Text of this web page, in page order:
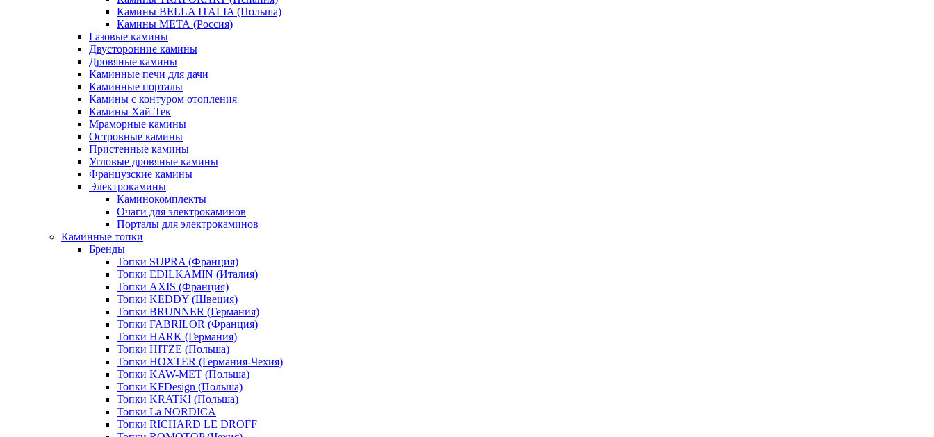
Камины BELLA ITALIA (Польша)
Камины МЕТА (Россия)
Газовые камины
Двусторонние камины
Дровяные камины
Каминные печи для дачи
Каминные порталы
Камины с контуром отопления
Камины Хай-Тек
Мраморные камины
Островные камины
Пристенные камины
Угловые дровяные камины
Французские камины
Электрокамины
Каминокомплекты
Очаги для электрокаминов
Порталы для электрокаминов
Каминные топки
Бренды
Топки SUPRA (Франция)
Топки EDILKAMIN (Италия)
Топки AXIS (Франция)
Топки KEDDY (Швеция)
Топки BRUNNER (Германия)
Топки FABRILOR (Франция)
Топки HARK (Германия)
Топки HITZE (Польша)
Топки HOXTER (Германия-Чехия)
Топки KAW-MET (Польша)
Топки KFDesign (Польша)
Топки KRATKI (Польша)
Топки La NORDICA
Топки RICHARD LE DROFF